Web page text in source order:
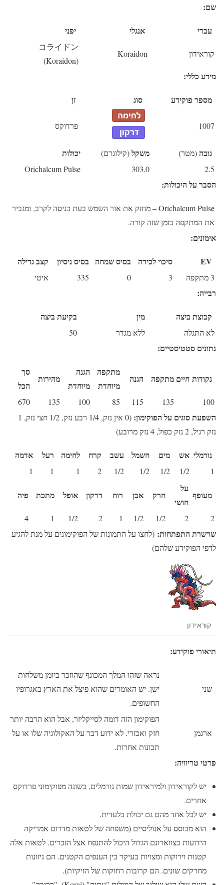
שם:
עברי אנגלי יפני
קוראידון Koraidon
コライドン
(Koraidon)
מידע כללי:
מספר פוקידע סוג זן
1007 פרדוקס
גובה(מטר) משקל(קילוגרם) יכולות
2.5
303.0
Orichalcum Pulse
הסבר על היכולות:
Orichalcum Pulse– מחזק את אור השמש בעת כניסה לקרב, ומגביר
את המתקפה בזמן שזה קורה.
אימונים:
EV סיכוי לכידה בסיס שמחה בסיס ניסיון קצב גדילה
3 מתקפה 3
0
335 איטי
רבייה:
קבוצת ביצה מין בקיעת ביצה
לא התגלה ללא מגדר 50
נתונים סטטיסטיים:
נקודות חיים מתקפה הגנה
מתקפה
מיוחדת
הגנה
מיוחדת
מהירות
סך
הכל
100
135
115
85
100
135
670
השפעת סוגים על הפוקימון:
(0 אין נזק, 1/4 רבע נזק, 1/2 חצי נזק, 1
נזק רגיל, 2 נזק כפול, 4 נזק מרובע)
נורמלי אש מים חשמל עשב קרח לחימה רעל אדמה
1
1/2
1/2
1/2
1/2
2
1
1
1
מעופף
על
חושי
חרק אבן רוח דרקון אופל מתכת פיה
2
2
1/2
1/2
1
2
1/2
1
4
שרשרת התפתחות: (לחצו על התמונות של הפוקימונים על מנת להגיע
לדפי הפוקידע שלהם)
קוראידון
תיאורי פוקידע:
שני
נראה שזהו המלך המכונף שהוזכר ביומן משלחות
ישן. יש האומרים שהוא פיצל את הארץ באגרופיו
החשופים.
ארגמן
הפוקימון הזה דומה לסייקליזר, אבל הוא הרבה יותר
חזק ואכזרי. לא ידוע דבר על האקולוגיה שלו או על
תכונות אחרות.
פרטי טריוויה:
יש לקוראידון ולמיראידון שמות נורמלים, בשונה מפוקימוני פרדוקס
אחרים.
יש לכל אחד מהם גם יכולת בלעדית.
הוא מבוסס על אנוליסיים (משפחה של לטאות מדרום אמריקה
הידועות בצווארונם הגדול היכול להתנפח אצל הזכרים. לטאות אלה
קטנות וירוקות ומצויות בעיקר בין הענפים הקטנים. הם ניזונות
מחרקים שונים. הם קרובות רחוקות של הזיקיות).